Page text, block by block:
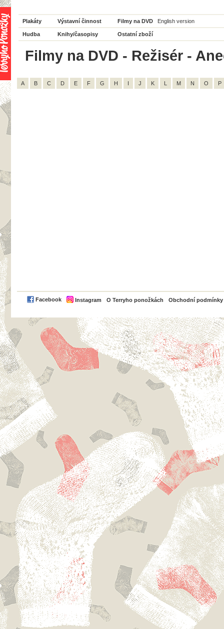
Plakáty Výstavní činnost Filmy na DVD English version
Hudba Knihy/časopisy Ostatní zboží
Filmy na DVD - Režisér -
A B C D E F G H I J K L M N O P
Facebook Instagram O Terryho ponožkách Obchodní podmínky
PayPal